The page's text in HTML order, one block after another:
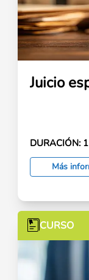
Juicio
DURACIÓN:
Más
CURSO